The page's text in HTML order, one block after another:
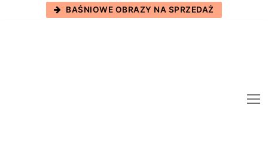
BAŚNIOWE OBRAZY NA SPRZEDAŻ